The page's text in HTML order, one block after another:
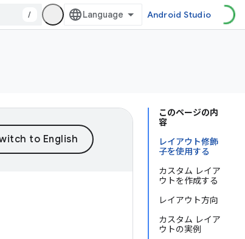
/ Android Studio
このページの内
容
レイアウト修飾
子を使用する
カスタム レイア
ウトを作成する
レイアウト方向
カスタム レイア
ウトの実例